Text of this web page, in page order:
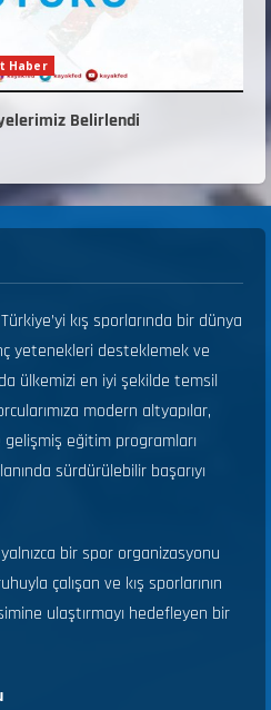
Haber
Belirlendi
kış sporlarında bir dünya
yetenekleri desteklemek ve
ülkemizi en iyi şekilde temsil
modern altyapılar,
eğitim programları
sürdürülebilir başarıyı
bir spor organizasyonu
çalışan ve kış sporlarının
ulaştırmayı hedefleyen bir